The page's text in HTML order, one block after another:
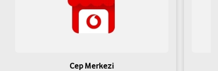
Ender İletişim
Cami Mah. Cumhuriyet Cad. Tutak/Ağrı
Cep Merkezi